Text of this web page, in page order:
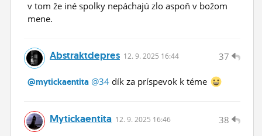
v tom že iné spolky nepáchajú zlo aspoň v božom
mene.
37
Abstraktdepres 12. 9. 2025 16:44
@mytickaentita @34 dík za príspevok k téme
38
Mytickaentita 12. 9. 2025 16:46